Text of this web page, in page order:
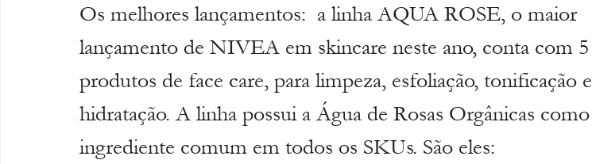
Os melhores lançamentos:  a linha AQUA ROSE, o maior
lançamento de NIVEA em skincare neste ano, conta com 5
produtos de face care, para limpeza, esfoliação, tonificação e
hidratação. A linha possui a Água de Rosas Orgânicas como
ingrediente comum em todos os SKUs. São eles: